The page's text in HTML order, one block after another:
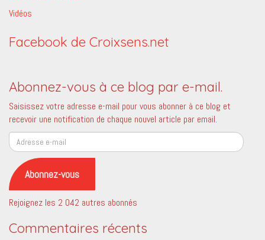
Vidéos
Facebook de Croixsens.net
Abonnez-vous à ce blog par e-mail.
Saisissez votre adresse e-mail pour vous abonner à ce blog et
recevoir une notification de chaque nouvel article par email.
Adresse
e-
mail
Abonnez-vous
Rejoignez les 2 042 autres abonnés
Commentaires récents